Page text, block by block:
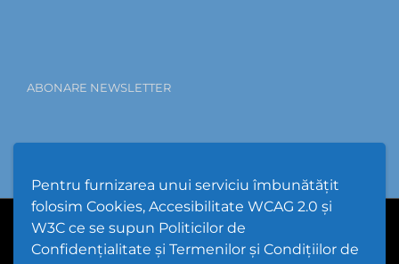
Pentru furnizarea unui serviciu îmbunătățit
folosim Cookies, Accesibilitate WCAG 2.0 și
W3C ce se supun Politicilor de
Confidențialitate și Termenilor și Condițiilor de
ABONARE NEWSLETTER
Hartă Website